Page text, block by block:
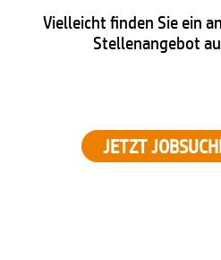
Vielleicht finden Sie ein
Stellenangebot
JETZT